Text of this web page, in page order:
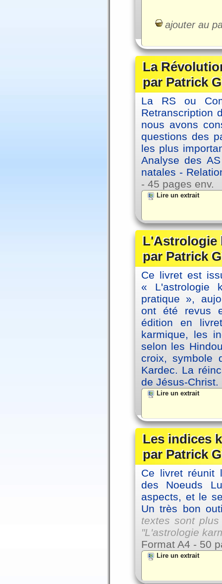
ajouter au
La
par Patrick
La RS ou
Retranscription
nous avons
questions des
les plus
Analyse des
natales -
- 45 pages env.
Lire un extrait
L'Astrologie
par Patrick
Ce livret est
« L'astrologie
pratique »,
ont été revus
édition en
karmique, les
selon les
croix, symbole
Kardec. La
de Jésus-Christ.
Lire un extrait
Les indices
par Patrick
Ce livret réunit
des Noeuds
aspects, et le
Un très bon
textes sont
"L'astrologie
Format A4 - 50
Lire un extrait